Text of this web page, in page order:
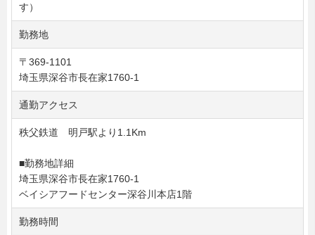
す）
勤務地
〒369-1101
埼玉県深谷市長在家1760-1
通勤アクセス
秩父鉄道 明戸駅より1.1Km
■勤務地詳細
埼玉県深谷市長在家1760-1
ベイシアフードセンター深谷川本店1階
勤務時間